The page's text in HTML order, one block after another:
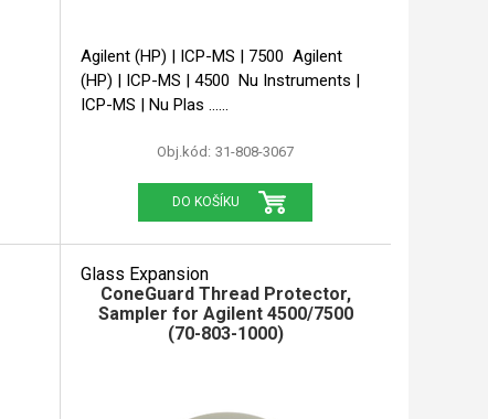
Agilent (HP) | ICP-MS | 7500 Agilent
(HP) | ICP-MS | 4500 Nu Instruments |
ICP-MS | Nu Plas ...
Obj.kód: 31-808-3067
DO KOŠÍKU
Glass Expansion
ConeGuard Thread Protector,
Sampler for Agilent 4500/7500
(70-803-1000)